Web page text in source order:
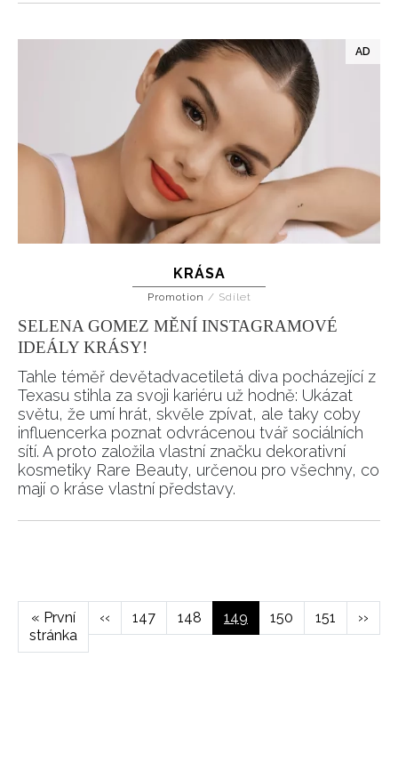
ODESLAT
Přihlášením k newsletteru souhlasíte s
KRÁSA
Promotion / Sdílet
SELENA GOMEZ MĚNÍ INSTAGRAMOVÉ
IDEÁLY KRÁSY!
Tahle téměř devětadvacetiletá diva pocházející z
Texasu stihla za svoji kariéru už hodně: Ukázat
světu, že umí hrát, skvěle zpívat, ale taky coby
influencerka poznat odvrácenou tvář sociálních
sítí. A proto založila vlastní značku dekorativní
kosmetiky Rare Beauty, určenou pro všechny, co
mají o kráse vlastní představy.
First
page
« První
stránka
Předchozí
stránka
‹‹ Page
147 Page
148
Aktuální
stránka
149 Page
150 Page
151 ››